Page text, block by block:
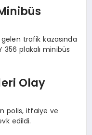
trafik kazasında
plakalı minibüs
Olay
polis, itfaiye ve
edildi.